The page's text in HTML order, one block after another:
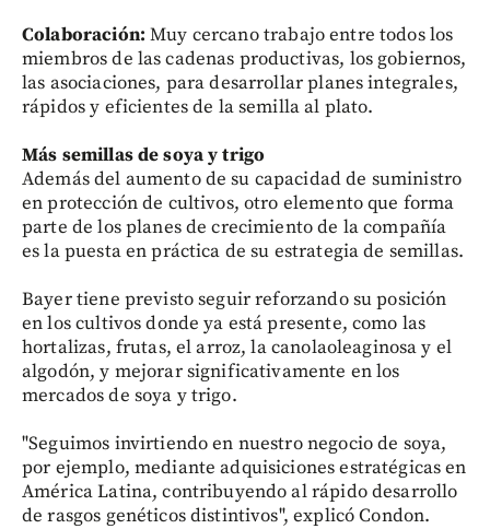
Colaboración: Muy cercano trabajo entre todos los
miembros de las cadenas productivas, los gobiernos,
las asociaciones, para desarrollar planes integrales,
rápidos y eficientes de la semilla al plato.
Más semillas de soya y trigo
Además del aumento de su capacidad de suministro
en protección de cultivos, otro elemento que forma
parte de los planes de crecimiento de la compañía
es la puesta en práctica de su estrategia de semillas.
Bayer tiene previsto seguir reforzando su posición
en los cultivos donde ya está presente, como las
hortalizas, frutas, el arroz, la canolaoleaginosa y el
algodón, y mejorar significativamente en los
mercados de soya y trigo.
"Seguimos invirtiendo en nuestro negocio de soya,
por ejemplo, mediante adquisiciones estratégicas en
América Latina, contribuyendo al rápido desarrollo
de rasgos genéticos distintivos", explicó Condon.